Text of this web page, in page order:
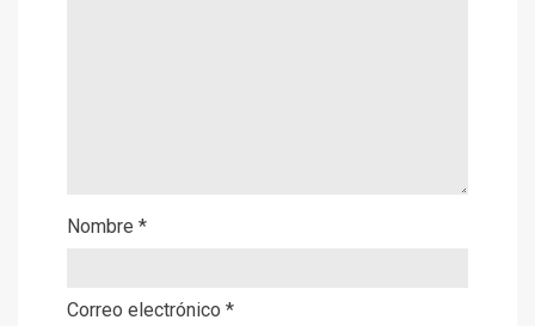
Nombre *
Correo electrónico *